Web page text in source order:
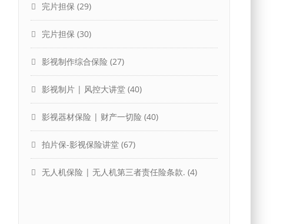
完片担保 (29)
完片担保 (30)
影视制作综合保险 (27)
影视制片 | 风控大讲堂 (40)
影视器材保险 | 财产一切险 (40)
拍片保-影视保险讲堂 (67)
无人机保险 | 无人机第三者责任险条款. (4)